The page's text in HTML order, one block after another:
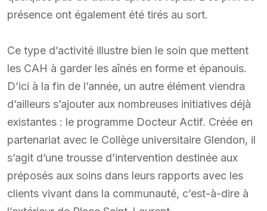
présence ont également été tirés au sort.
Ce type d’activité illustre bien le soin que mettent
les CAH à garder les aînés en forme et épanouis.
D’ici à la fin de l’année, un autre élément viendra
d’ailleurs s’ajouter aux nombreuses initiatives déjà
existantes : le programme Docteur Actif. Créée en
partenariat avec le Collège universitaire Glendon, il
s’agit d’une trousse d’intervention destinée aux
préposés aux soins dans leurs rapports avec les
clients vivant dans la communauté, c’est-à-dire à